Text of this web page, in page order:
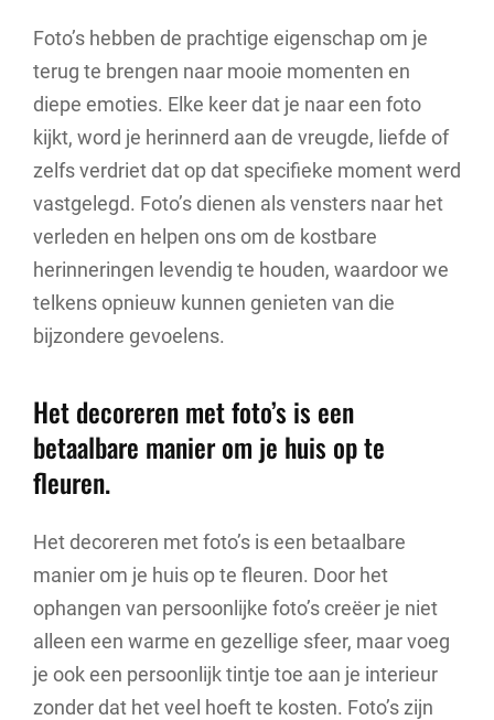
Foto’s hebben de prachtige eigenschap om je
terug te brengen naar mooie momenten en
diepe emoties. Elke keer dat je naar een foto
kijkt, word je herinnerd aan de vreugde, liefde of
zelfs verdriet dat op dat specifieke moment werd
vastgelegd. Foto’s dienen als vensters naar het
verleden en helpen ons om de kostbare
herinneringen levendig te houden, waardoor we
telkens opnieuw kunnen genieten van die
bijzondere gevoelens.
Het decoreren met foto’s is een
betaalbare manier om je huis op te
fleuren.
Het decoreren met foto’s is een betaalbare
manier om je huis op te fleuren. Door het
ophangen van persoonlijke foto’s creëer je niet
alleen een warme en gezellige sfeer, maar voeg
je ook een persoonlijk tintje toe aan je interieur
zonder dat het veel hoeft te kosten. Foto’s zijn